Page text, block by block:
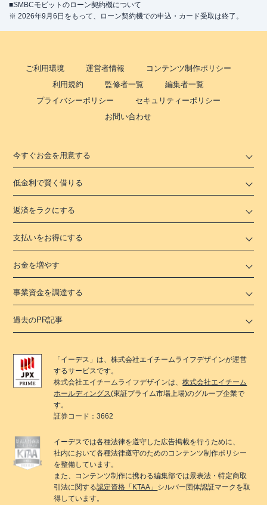
■SMBCモビットのローン契約機について
※ 2026年9月6日をもって、ローン契約機での申込・カード受取は終了。
ご利用環境 運営者情報
コンテンツ制作ポリシー
利用規約
監修者一覧
編集者一覧
プライバシーポリシー
セキュリティーポリシー
お問い合わせ
今すぐお金を用意する
低金利で賢く借りる
返済をラクにする
支払いをお得にする
お金を増やす
事業資金を調達する
過去のPR記事
「 イーデス 」は、株式会社エイチームライフデザインが運営
するサービスです。
株式会社エイチームライフデザインは、株式会社エイチーム
ホールディングス(東証プライム市場上場)のグループ企業で
す。
証券コード：3662
イーデスでは各種法律を遵守した広告掲載を行うために、
社内において各種法律遵守のためのコンテンツ制作ポリシー
を整備しています。
また、コンテンツ制作に携わる編集部では景表法・特定商取
引法に関する認定資格「KTAA」 シルバー団体認証マークを取
得しています。